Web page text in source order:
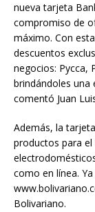
nueva tarjeta
compromiso de
máximo. Con
descuentos
negocios: Pycca,
brindándoles una
comentó Juan
Además, la
productos para
como en línea.
Bolivariano.